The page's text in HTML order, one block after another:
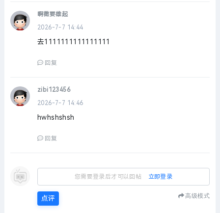
啊徵要雄起
2026-7-7 14:44
去1111111111111111
回复
zibi123456
2026-7-7 14:46
hwhshshsh
回复
您需要登录后才可以回帖 立即登录
点评 高级模式